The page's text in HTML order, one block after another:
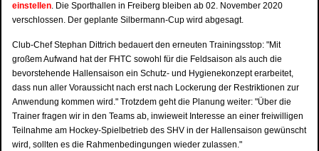
einstellen. Die Sporthallen in Freiberg bleiben ab 02. November 2020
verschlossen. Der geplante Silbermann-Cup wird abgesagt.
Club-Chef Stephan Dittrich bedauert den erneuten Trainingsstop: "Mit
großem Aufwand hat der FHTC sowohl für die Feldsaison als auch die
bevorstehende Hallensaison ein Schutz- und Hygienekonzept erarbeitet,
dass nun aller Voraussicht nach erst nach Lockerung der Restriktionen zur
Anwendung kommen wird." Trotzdem geht die Planung weiter: "Über die
Trainer fragen wir in den Teams ab, inwieweit Interesse an einer freiwilligen
Teilnahme am Hockey-Spielbetrieb des SHV in der Hallensaison gewünscht
wird, sollten es die Rahmenbedingungen wieder zulassen."